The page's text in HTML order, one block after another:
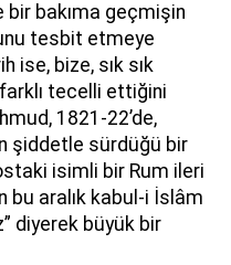
bir bakıma geçmişin
tesbit etmeye
ise, bize, sık sık
tecelli ettiğini
1821-22’de,
şiddetle sürdüğü bir
isimli bir Rum ileri
bu aralık kabul-i İslâm
diyerek büyük bir